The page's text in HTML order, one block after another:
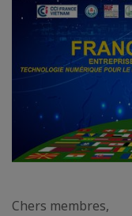
Chers membres,